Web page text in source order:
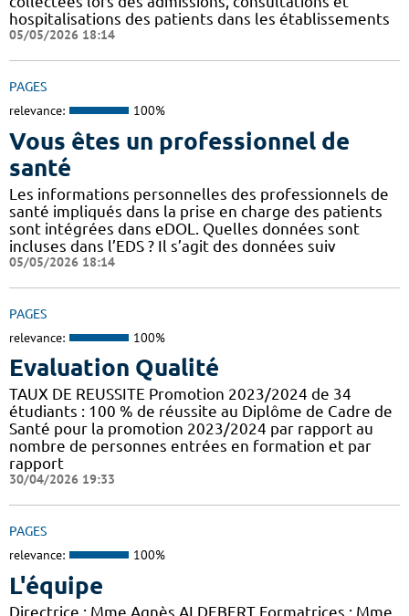
hospitalisations des patients dans les établissements
05/05/2026 18:14
PAGES
relevance: 100%
Vous êtes un professionnel de
santé
Les informations personnelles des professionnels de
santé impliqués dans la prise en charge des patients
sont intégrées dans eDOL. Quelles données sont
incluses dans l’EDS ? Il s’agit des données suiv
05/05/2026 18:14
PAGES
relevance: 100%
Evaluation Qualité
TAUX DE REUSSITE Promotion 2023/2024 de 34
étudiants : 100 % de réussite au Diplôme de Cadre de
Santé pour la promotion 2023/2024 par rapport au
nombre de personnes entrées en formation et par
rapport
30/04/2026 19:33
PAGES
relevance: 100%
L'équipe
Directrice : Mme Agnès ALDEBERT Formatrices : Mme